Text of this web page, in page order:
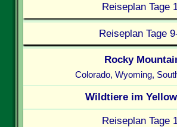
Reiseplan Tage
Reiseplan Tage
Rocky
Colorado, Wyoming,
Wildtiere im
Reiseplan Tage